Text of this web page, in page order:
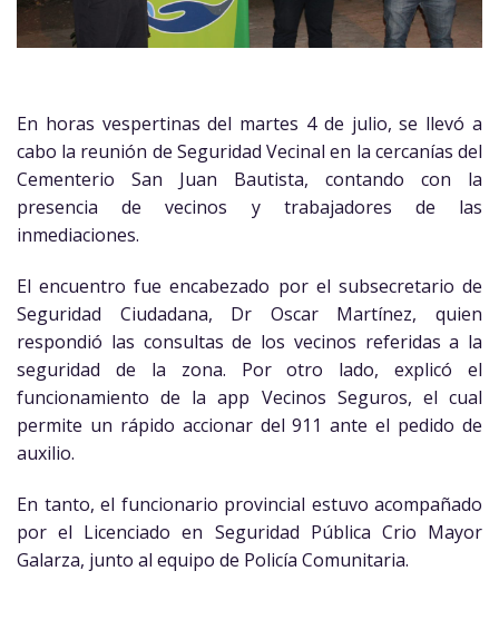
En horas vespertinas del martes 4 de julio, se llevó a
cabo la reunión de Seguridad Vecinal en la cercanías del
Cementerio San Juan Bautista, contando con la
presencia de vecinos y trabajadores de las
inmediaciones.
El encuentro fue encabezado por el subsecretario de
Seguridad Ciudadana, Dr Oscar Martínez, quien
respondió las consultas de los vecinos referidas a la
seguridad de la zona. Por otro lado, explicó el
funcionamiento de la app Vecinos Seguros, el cual
permite un rápido accionar del 911 ante el pedido de
auxilio.
En tanto, el funcionario provincial estuvo acompañado
por el Licenciado en Seguridad Pública Crio Mayor
Galarza, junto al equipo de Policía Comunitaria.